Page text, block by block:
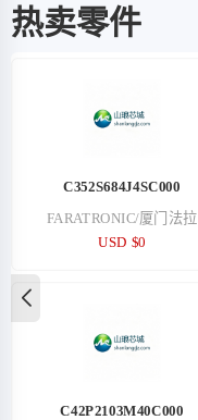
热卖零件
C352S684J4SC000
FARATRONIC/厦门法拉
USD $0
C42P2103M40C000